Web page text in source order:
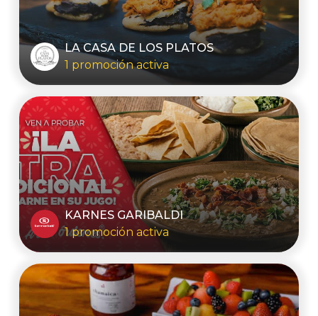
LA CASA DE LOS PLATOS
1 promoción activa
KARNES GARIBALDI
1 promoción activa